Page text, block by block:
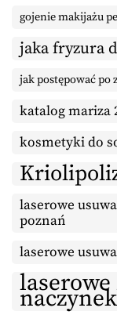
gojenie makijażu
jaka fryzura
jak postępować
katalog mariza
kosmetyki do
laserowe
poznań
laserowe